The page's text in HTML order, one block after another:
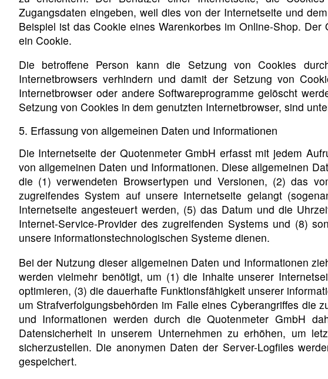
Zugangsdaten eingeben, weil dies von der Internetseite und
Beispiel ist das Cookie eines Warenkorbes im Online-Shop.
ein Cookie.
Die betroffene Person kann die Setzung von Cookies
Internetbrowsers verhindern und damit der Setzung von
Internetbrowser oder andere Softwareprogramme gelöscht
Setzung von Cookies in dem genutzten Internetbrowser, sind
5. Erfassung von allgemeinen Daten und Informationen
Die Internetseite der Quotenmeter GmbH erfasst mit jedem
von allgemeinen Daten und Informationen. Diese allgemeinen
die (1) verwendeten Browsertypen und Versionen, (2) das
zugreifendes System auf unsere Internetseite gelangt
Internetseite angesteuert werden, (5) das Datum und die
Internet-Service-Provider des zugreifenden Systems und (8)
unsere informationstechnologischen Systeme dienen.
Bei der Nutzung dieser allgemeinen Daten und Informationen
werden vielmehr benötigt, um (1) die Inhalte unserer
optimieren, (3) die dauerhafte Funktionsfähigkeit unserer
um Strafverfolgungsbehörden im Falle eines Cyberangriffes die
und Informationen werden durch die Quotenmeter GmbH
Datensicherheit in unserem Unternehmen zu erhöhen, um
sicherzustellen. Die anonymen Daten der Server-Logfiles
gespeichert.